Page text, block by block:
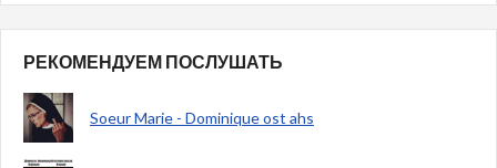
РЕКОМЕНДУЕМ ПОСЛУШАТЬ
Soeur Marie - Dominique ost ahs